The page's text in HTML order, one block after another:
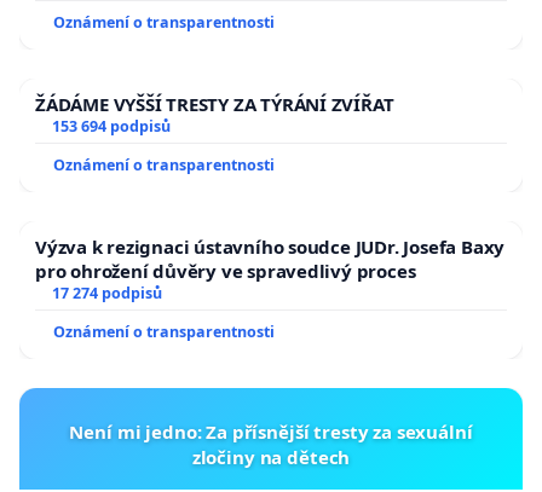
Oznámení o transparentnosti
ŽÁDÁME VYŠŠÍ TRESTY ZA TÝRÁNÍ ZVÍŘAT
153 694 podpisů
Oznámení o transparentnosti
Výzva k rezignaci ústavního soudce JUDr. Josefa Baxy
pro ohrožení důvěry ve spravedlivý proces
17 274 podpisů
Oznámení o transparentnosti
Není mi jedno: Za přísnější tresty za sexuální
zločiny na dětech